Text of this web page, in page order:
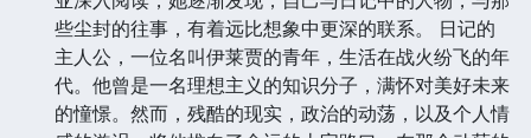
些尘封的往事，有着远比想象中更深的联系。 日记的
主人公，一位名叫伊莱贾的青年，生活在战火纷飞的年
代。他曾是一名理想主义的知识分子，满怀对美好未来
的憧憬。然而，残酷的现实，政治的动荡，以及个人情